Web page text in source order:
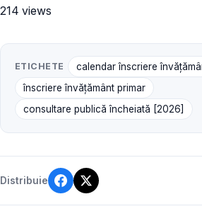
214 views
ETICHETE
calendar înscriere
înscriere învățământ primar
consultare publică încheiată [2026]
Distribuie